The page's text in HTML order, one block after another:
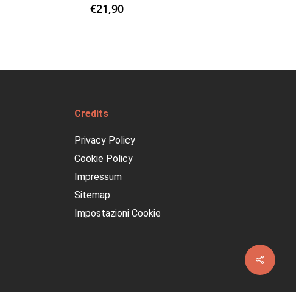
€21,90
Share
Credits
Privacy Policy
Cookie Policy
Impressum
Sitemap
Impostazioni Cookie